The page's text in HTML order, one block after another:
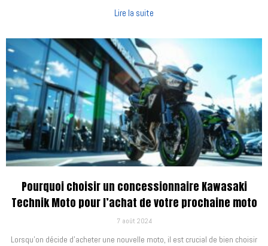
Lire la suite
Pourquoi choisir un concessionnaire Kawasaki
Technik Moto pour l’achat de votre prochaine moto
7 août 2024
Lorsqu’on décide d’acheter une nouvelle moto, il est crucial de bien choisir